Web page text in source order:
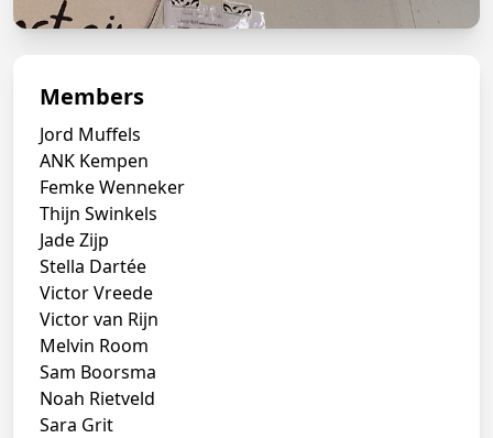
Members
Jord Muffels
ANK Kempen
Femke Wenneker
Thijn Swinkels
Jade Zijp
Stella Dartée
Victor Vreede
Victor van Rijn
Melvin Room
Sam Boorsma
Noah Rietveld
Sara Grit